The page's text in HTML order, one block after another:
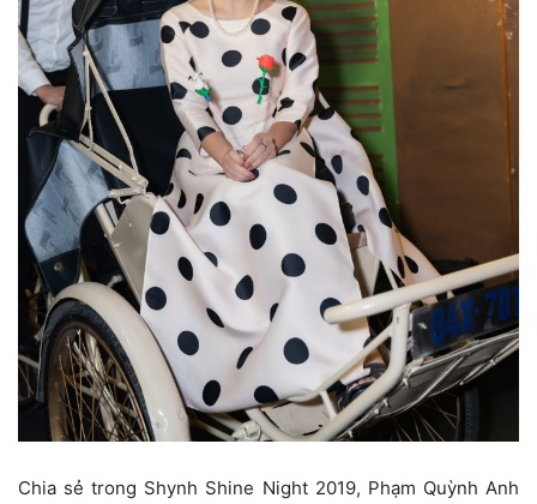
Chia sẻ trong Shynh Shine Night 2019, Phạm Quỳnh Anh